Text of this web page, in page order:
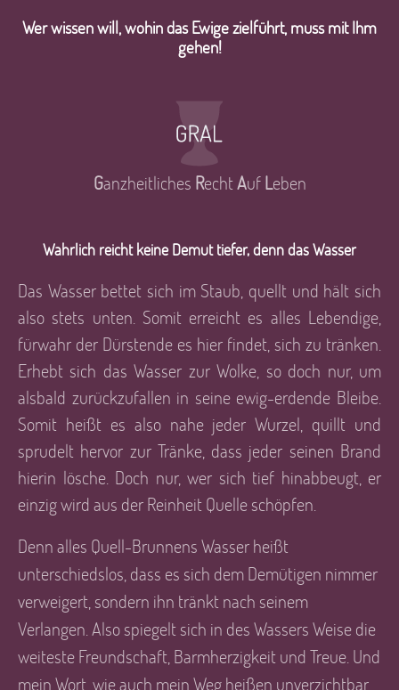
Wer wissen will, wohin das Ewige zielführt, muss mit Ihm
gehen!
Ganzheitliches RechtAufLeben
Wahrlich reicht keine Demut tiefer, denn das Wasser
Das Wasser bettet sich im Staub, quellt und hält sich
also stets unten. Somit erreicht es alles Lebendige,
fürwahr der Dürstende es hier findet, sich zu tränken.
Erhebt sich das Wasser zur Wolke, so doch nur, um
alsbald zurückzufallen in seine ewig-erdende Bleibe.
Somit heißt es also nahe jeder Wurzel, quillt und
sprudelt hervor zur Tränke, dass jeder seinen Brand
hierin lösche. Doch nur, wer sich tief hinabbeugt, er
einzig wird aus der Reinheit Quelle schöpfen.
Denn alles Quell-Brunnens Wasser heißt
unterschiedslos, dass es sich dem Demütigen nimmer
verweigert, sondern ihn tränkt nach seinem
Verlangen. Also spiegelt sich in des Wassers Weise die
weiteste Freundschaft, Barmherzigkeit und Treue. Und
mein Wort, wie auch mein Weg heißen unverzichtbar,